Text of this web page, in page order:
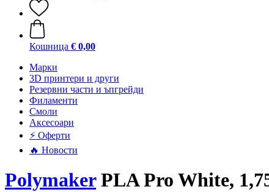
Кошница € 0,00
Mарки
3D принтери и други
Резервни части и ъпгрейди
Филаменти
Смоли
Аксесоари
⚡ Оферти
🔥 Новости
PolymakerPLA Pro White,